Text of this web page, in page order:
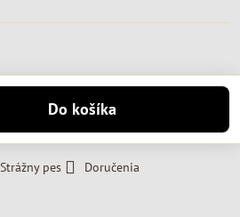
Do košíka
Strážny pes
Doručenia